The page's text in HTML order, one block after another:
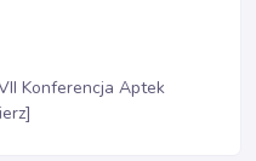
Konferencja Aptek